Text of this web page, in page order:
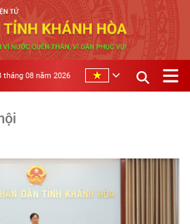
tháng 08 năm 2026